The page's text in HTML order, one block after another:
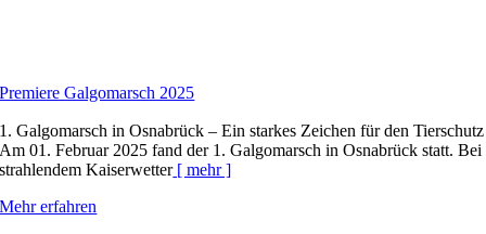
Premiere Galgomarsch 2025
1. Galgomarsch in Osnabrück – Ein starkes Zeichen für den Tierschutz
Am 01. Februar 2025 fand der 1. Galgomarsch in Osnabrück statt. Bei
strahlendem Kaiserwetter[ mehr ]
Mehr erfahren